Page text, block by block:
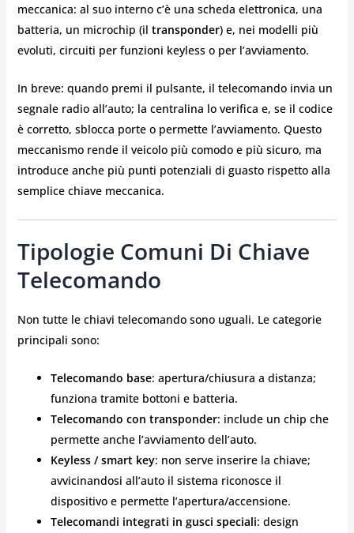
meccanica: al suo interno c’è una scheda elettronica, una
batteria, un microchip (il transponder) e, nei modelli più
evoluti, circuiti per funzioni keyless o per l’avviamento.
In breve: quando premi il pulsante, il telecomando invia un
segnale radio all’auto; la centralina lo verifica e, se il codice
è corretto, sblocca porte o permette l’avviamento. Questo
meccanismo rende il veicolo più comodo e più sicuro, ma
introduce anche più punti potenziali di guasto rispetto alla
semplice chiave meccanica.
Tipologie Comuni Di Chiave
Telecomando
Non tutte le chiavi telecomando sono uguali. Le categorie
principali sono:
Telecomando base: apertura/chiusura a distanza;
funziona tramite bottoni e batteria.
Telecomando con transponder: include un chip che
permette anche l’avviamento dell’auto.
Keyless / smart key: non serve inserire la chiave;
avvicinandosi all’auto il sistema riconosce il
dispositivo e permette l’apertura/accensione.
Telecomandi integrati in gusci speciali: design